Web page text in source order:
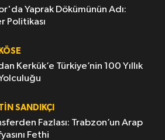
Yaprak Dökümünün Adı:
Politikası
Kerkük’e Türkiye’nin 100 Yıllık
SANDIKÇI
Fazlası: Trabzon’un Arap
Fethi